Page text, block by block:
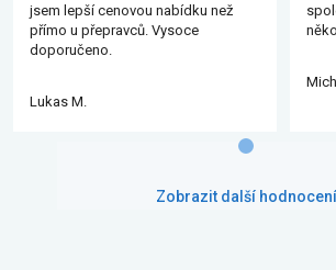
jsem lepší cenovou nabídku než
přímo u přepravců. Vysoce
doporučeno.
Lukas M.
Zobrazit další hodnocení